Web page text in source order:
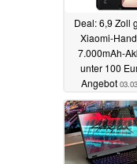
Deal: 6,9 Zoll
Xiaomi-
7.000mAh-
unter 100
Angebot